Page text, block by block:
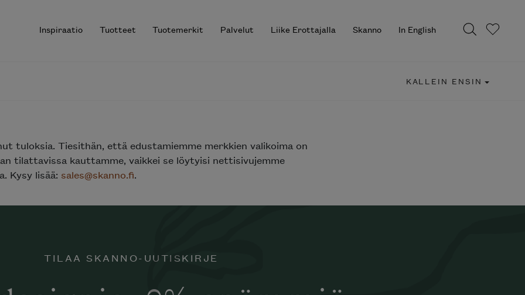
Inspiraatio Tuotteet Tuotemerkit Palvelut Liike Erottajalla Skanno In English
KALLEIN ENSIN
tuloksia. Tiesithän, että edustamiemme merkkien valikoima on
tilattavissa kauttamme, vaikkei se löytyisi nettisivujemme
Kysy lisää: sales@skanno.fi.
TILAA SKANNO-UUTISKIRJE